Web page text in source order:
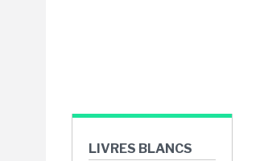
LIVRES BLANCS